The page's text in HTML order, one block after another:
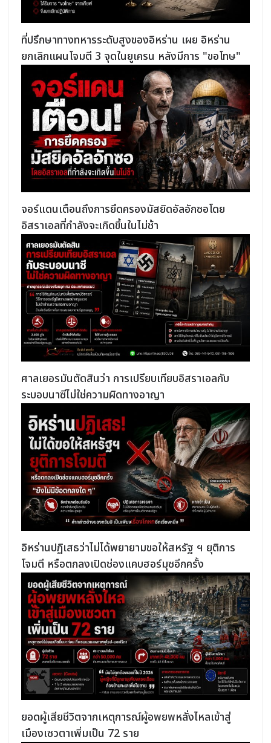
ที่ปรึกษาทางทหารระดับสูงของอิหร่าน เผย อิหร่าน
ยกเลิกแผนโจมตี 3 จุดในยูเครน หลังมีการ "ขอโทษ"
จอร์แดนเตือนถึงการยึดครองมัสยิดอัลอักซอโดย
อิสราเอลที่กำลังจะเกิดขึ้นในไม่ช้า
ศาลเยอรมันตัดสินว่า การเปรียบเทียบอิสราเอลกับ
ระบอบนาซีไม่ใช่ความผิดทางอาญา
อิหร่านปฏิเสธว่าไม่ได้พยายามขอให้สหรัฐ ฯ ยุติการ
โจมตี หรือตกลงเปิดช่องแคบฮอร์มุซอีกครั้ง
ยอดผู้เสียชีวิตจากเหตุการณ์ผู้อพยพหลั่งไหลเข้าสู่
เมืองเซวตาเพิ่มเป็น 72 ราย